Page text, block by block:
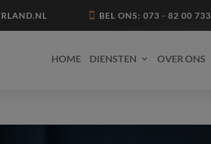
BEL ONS: 073 - 82 00 733
HOME DIENSTEN OVER ONS